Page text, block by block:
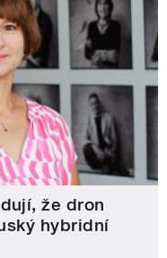
že dron
hybridní